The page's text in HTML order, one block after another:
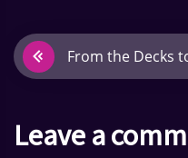
B
e
i
From the Decks
Leave a